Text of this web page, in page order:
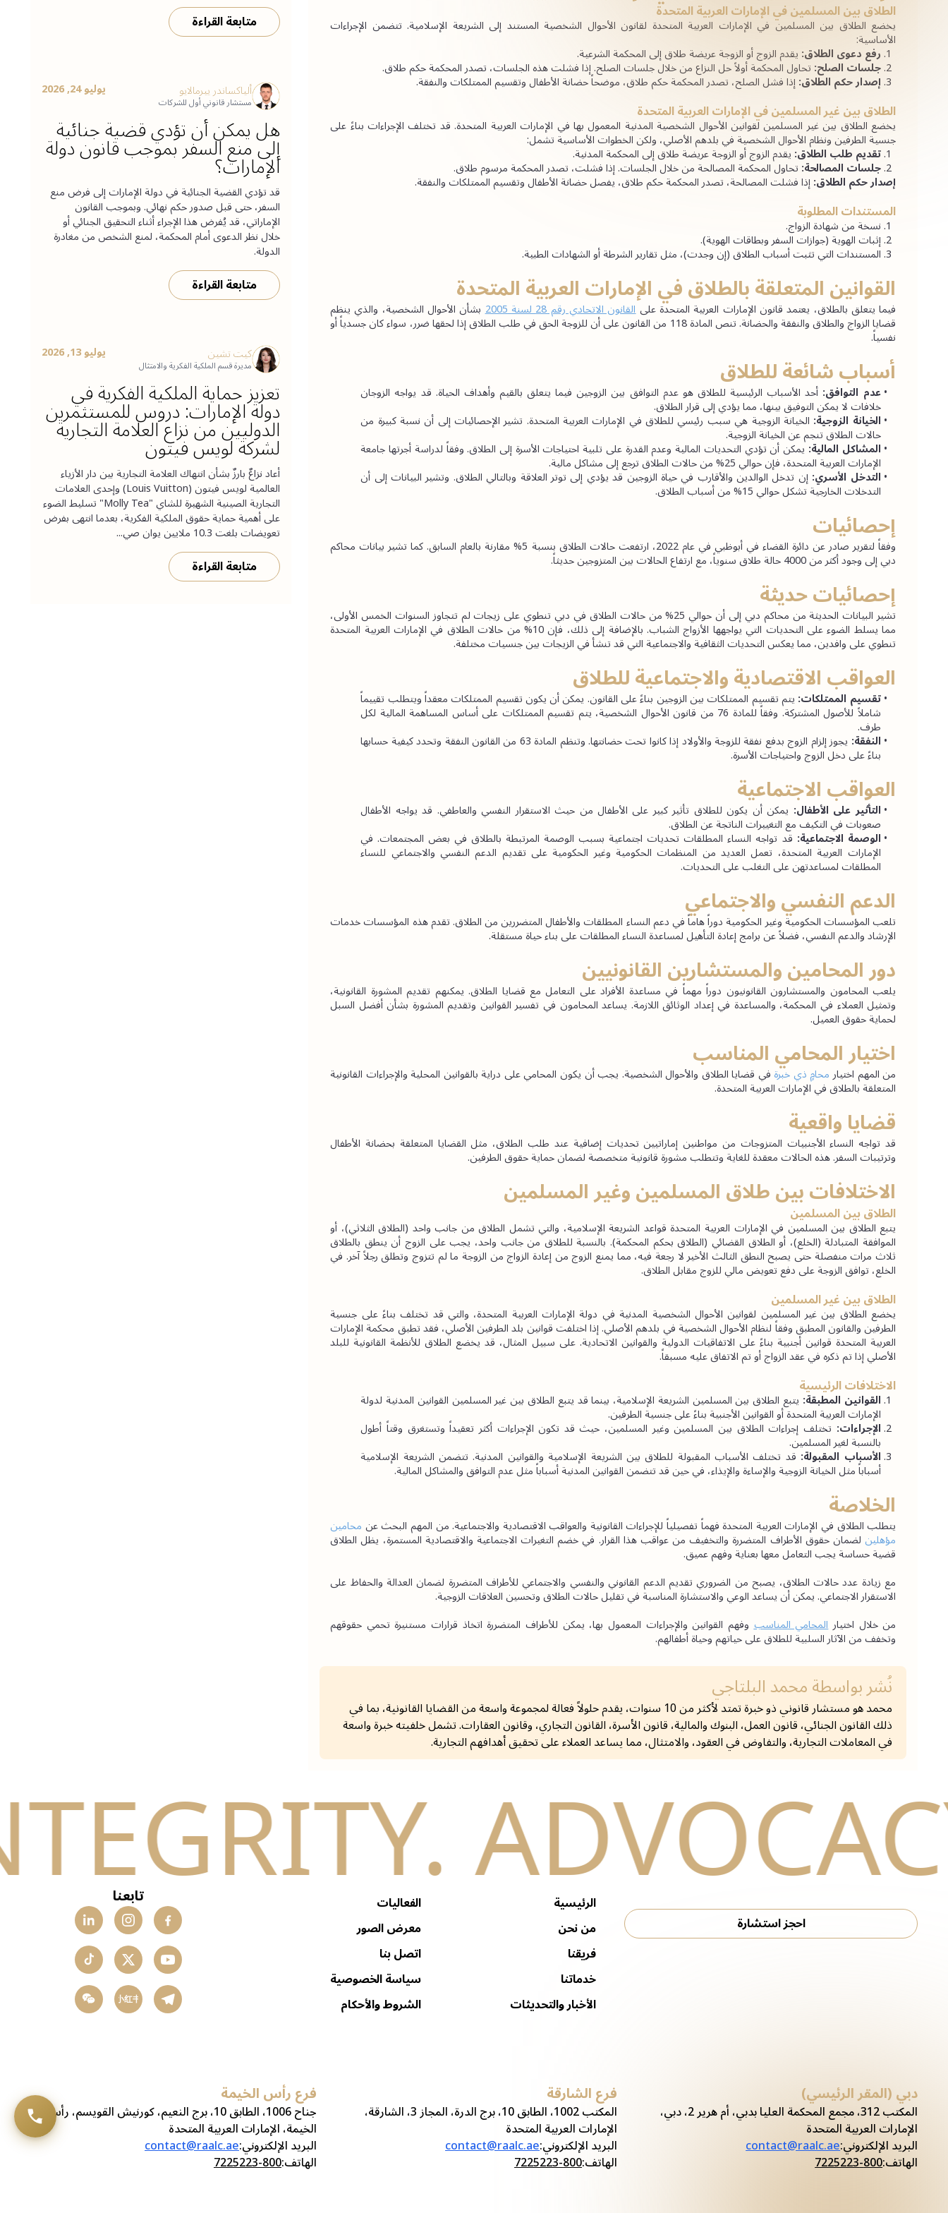
الطلاق بين المسلمين في الإمارات العربية المتحدة
يخضع الطلاق بين المسلمين في الإمارات العربية المتحدة لقانون الأحوال الشخصية المستند إلى الشريعة الإسلامية. تتضمن الإجراءات
الأساسية:
رفع دعوى الطلاق: يقدم الزوج أو الزوجة عريضة طلاق إلى المحكمة الشرعية.
جلسات الصلح: تحاول المحكمة أولاً حل النزاع من خلال جلسات الصلح. إذا فشلت هذه الجلسات، تصدر المحكمة حكم طلاق.
إصدار حكم الطلاق: إذا فشل الصلح، تصدر المحكمة حكم طلاق، موضحاً حضانة الأطفال وتقسيم الممتلكات والنفقة.
الطلاق بين غير المسلمين في الإمارات العربية المتحدة
يخضع الطلاق بين غير المسلمين لقوانين الأحوال الشخصية المدنية المعمول بها في الإمارات العربية المتحدة. قد تختلف الإجراءات بناءً على
جنسية الطرفين ونظام الأحوال الشخصية في بلدهم الأصلي، ولكن الخطوات الأساسية تشمل:
تقديم طلب الطلاق: يقدم الزوج أو الزوجة عريضة طلاق إلى المحكمة المدنية.
جلسات المصالحة: تحاول المحكمة المصالحة من خلال الجلسات. إذا فشلت، تصدر المحكمة مرسوم طلاق.
إصدار حكم الطلاق: إذا فشلت المصالحة، تصدر المحكمة حكم طلاق، يفصل حضانة الأطفال وتقسيم الممتلكات والنفقة.
المستندات المطلوبة
نسخة من شهادة الزواج.
إثبات الهوية (جوازات السفر وبطاقات الهوية).
المستندات التي تثبت أسباب الطلاق (إن وجدت)، مثل تقارير الشرطة أو الشهادات الطبية.
القوانين المتعلقة بالطلاق في الإمارات العربية المتحدة
فيما يتعلق بالطلاق، يعتمد قانون الإمارات العربية المتحدة على القانون الاتحادي رقم 28 لسنة 2005 بشأن الأحوال الشخصية، والذي ينظم
قضايا الزواج والطلاق والنفقة والحضانة. تنص المادة 118 من القانون على أن للزوجة الحق في طلب الطلاق إذا لحقها ضرر، سواء كان جسدياً أو
نفسياً.
أسباب شائعة للطلاق
عدم التوافق: أحد الأسباب الرئيسية للطلاق هو عدم التوافق بين الزوجين فيما يتعلق بالقيم وأهداف الحياة. قد يواجه الزوجان
خلافات لا يمكن التوفيق بينها، مما يؤدي إلى قرار الطلاق.
الخيانة الزوجية: الخيانة الزوجية هي سبب رئيسي للطلاق في الإمارات العربية المتحدة. تشير الإحصائيات إلى أن نسبة كبيرة من
حالات الطلاق تنجم عن الخيانة الزوجية.
المشاكل المالية: يمكن أن تؤدي التحديات المالية وعدم القدرة على تلبية احتياجات الأسرة إلى الطلاق. وفقاً لدراسة أجرتها جامعة
الإمارات العربية المتحدة، فإن حوالي 25% من حالات الطلاق ترجع إلى مشاكل مالية.
التدخل الأسري: إن تدخل الوالدين والأقارب في حياة الزوجين قد يؤدي إلى توتر العلاقة وبالتالي الطلاق. وتشير البيانات إلى أن
التدخلات الخارجية تشكل حوالي 15% من أسباب الطلاق.
إحصائيات
وفقاً لتقرير صادر عن دائرة القضاء في أبوظبي في عام 2022، ارتفعت حالات الطلاق بنسبة 5% مقارنة بالعام السابق. كما تشير بيانات محاكم
دبي إلى وجود أكثر من 4000 حالة طلاق سنوياً، مع ارتفاع الحالات بين المتزوجين حديثاً.
إحصائيات حديثة
تنطوي على وافدين، مما يعكس التحديات الثقافية والاجتماعية التي قد تنشأ في الزيجات بين جنسيات مختلفة.
العواقب الاقتصادية والاجتماعية للطلاق
تقسيم الممتلكات: يتم تقسيم الممتلكات بين الزوجين بناءً على القانون. يمكن أن يكون تقسيم الممتلكات معقداً ويتطلب تقييماً
شاملاً للأصول المشتركة. وفقاً للمادة 76 من قانون الأحوال الشخصية، يتم تقسيم الممتلكات على أساس المساهمة المالية لكل
طرف.
النفقة: يجوز إلزام الزوج بدفع نفقة للزوجة والأولاد إذا كانوا تحت حضانتها. وتنظم المادة 63 من القانون النفقة وتحدد كيفية حسابها
بناءً على دخل الزوج واحتياجات الأسرة.
العواقب الاجتماعية
التأثير على الأطفال: يمكن أن يكون للطلاق تأثير كبير على الأطفال من حيث الاستقرار النفسي والعاطفي. قد يواجه الأطفال
صعوبات في التكيف مع التغييرات الناتجة عن الطلاق.
الوصمة الاجتماعية: قد تواجه النساء المطلقات تحديات اجتماعية بسبب الوصمة المرتبطة بالطلاق في بعض المجتمعات. في
الإمارات العربية المتحدة، تعمل العديد من المنظمات الحكومية وغير الحكومية على تقديم الدعم النفسي والاجتماعي للنساء
المطلقات لمساعدتهن على التغلب على التحديات.
الدعم النفسي والاجتماعي
تلعب المؤسسات الحكومية وغير الحكومية دوراً هاماً في دعم النساء المطلقات والأطفال المتضررين من الطلاق. تقدم هذه المؤسسات خدمات
الإرشاد والدعم النفسي، فضلاً عن برامج إعادة التأهيل لمساعدة النساء المطلقات على بناء حياة مستقلة.
دور المحامين والمستشارين القانونيين
وتمثيل العملاء في المحكمة، والمساعدة في إعداد الوثائق اللازمة. يساعد المحامون في تفسير القوانين وتقديم المشورة بشأن أفضل السبل
لحماية حقوق العميل.
اختيار المحامي المناسب
من المهم اختيار محامٍ ذي خبرة في قضايا الطلاق والأحوال الشخصية. يجب أن يكون المحامي على دراية بالقوانين المحلية والإجراءات القانونية
المتعلقة بالطلاق في الإمارات العربية المتحدة.
قضايا واقعية
قد تواجه النساء الأجنبيات المتزوجات من مواطنين إماراتيين تحديات إضافية عند طلب الطلاق، مثل القضايا المتعلقة بحضانة الأطفال
وترتيبات السفر. هذه الحالات معقدة للغاية وتتطلب مشورة قانونية متخصصة لضمان حماية حقوق الطرفين.
الاختلافات بين طلاق المسلمين وغير المسلمين
الطلاق بين المسلمين
يتبع الطلاق بين المسلمين في الإمارات العربية المتحدة قواعد الشريعة الإسلامية، والتي تشمل الطلاق من جانب واحد (الطلاق الثلاثي)، أو
الموافقة المتبادلة (الخلع)، أو الطلاق القضائي (الطلاق بحكم المحكمة). بالنسبة للطلاق من جانب واحد، يجب على الزوج أن ينطق بالطلاق
ثلاث مرات منفصلة حتى يصبح النطق الثالث الأخير لا رجعة فيه، مما يمنع الزوج من إعادة الزواج من الزوجة ما لم تتزوج وتطلق رجلاً آخر. في
الخلع، توافق الزوجة على دفع تعويض مالي للزوج مقابل الطلاق.
الطلاق بين غير المسلمين
يخضع الطلاق بين غير المسلمين لقوانين الأحوال الشخصية المدنية في دولة الإمارات العربية المتحدة، والتي قد تختلف بناءً على جنسية
الطرفين والقانون المطبق وفقاً لنظام الأحوال الشخصية في بلدهم الأصلي. إذا اختلفت قوانين بلد الطرفين الأصلي، فقد تطبق محكمة الإمارات
العربية المتحدة قوانين أجنبية بناءً على الاتفاقيات الدولية والقوانين الاتحادية. على سبيل المثال، قد يخضع الطلاق للأنظمة القانونية للبلد
الأصلي إذا تم ذكره في عقد الزواج أو تم الاتفاق عليه مسبقاً.
الاختلافات الرئيسية
القوانين المطبقة: يتبع الطلاق بين المسلمين الشريعة الإسلامية، بينما قد يتبع الطلاق بين غير المسلمين القوانين المدنية لدولة
الإمارات العربية المتحدة أو القوانين الأجنبية بناءً على جنسية الطرفين.
الإجراءات: تختلف إجراءات الطلاق بين المسلمين وغير المسلمين، حيث قد تكون الإجراءات أكثر تعقيداً وتستغرق وقتاً أطول
بالنسبة لغير المسلمين.
الأسباب المقبولة: قد تختلف الأسباب المقبولة للطلاق بين الشريعة الإسلامية والقوانين المدنية. تتضمن الشريعة الإسلامية
أسباباً مثل الخيانة الزوجية والإساءة والإيذاء، في حين قد تتضمن القوانين المدنية أسباباً مثل عدم التوافق والمشاكل المالية.
الخلاصة
يتطلب الطلاق في الإمارات العربية المتحدة فهماً تفصيلياً للإجراءات القانونية والعواقب الاقتصادية والاجتماعية. من المهم البحث عن
مؤهلين لضمان حقوق الأطراف المتضررة والتخفيف من عواقب هذا القرار. في خضم التغيرات الاجتماعية والاقتصادية المستمرة، يظل الطلاق
قضية حساسة يجب التعامل معها بعناية وفهم عميق.
مع زيادة عدد حالات الطلاق، يصبح من الضروري تقديم الدعم القانوني والنفسي والاجتماعي للأطراف المتضررة لضمان العدالة والحفاظ على
الاستقرار الاجتماعي. يمكن أن يساعد الوعي والاستشارة المناسبة في تقليل حالات الطلاق وتحسين العلاقات الزوجية.
من خلال اختيار المحامي المناسب وفهم القوانين والإجراءات المعمول بها، يمكن للأطراف المتضررة اتخاذ قرارات مستنيرة تحمي حقوقهم
وتخفف من الآثار السلبية للطلاق على حياتهم وحياة أطفالهم.
نُشر بواسطةمحمد البلتاجي
محمد هو مستشار قانوني ذو خبرة تمتد لأكثر من 10 سنوات، يقدم حلولاً فعالة لمجموعة واسعة من القضايا القانونية، بما في
ذلك القانون الجنائي، قانون العمل، البنوك والمالية، قانون الأسرة، القانون التجاري، وقانون العقارات. تشمل خلفيته خبرة واسعة
في المعاملات التجارية، والتفاوض في العقود، والامتثال، مما يساعد العملاء على تحقيق أهدافهم التجارية.
متابعة القراءة
ألياكساندر ييرمالايو
مستشار قانوني أول للشركات
يوليو 24, 2026
هل يمكن أن تؤدي قضية جنائية
إلى منع السفر بموجب قانون دولة
الإمارات؟
قد تؤدي القضية الجنائية في دولة الإمارات إلى فرض منع
السفر، حتى قبل صدور حكم نهائي. وبموجب القانون
الإماراتي، قد يُفرض هذا الإجراء أثناء التحقيق الجنائي أو
خلال نظر الدعوى أمام المحكمة، لمنع الشخص من مغادرة
الدولة.
متابعة القراءة
كيت تشين
مديرة قسم الملكية الفكرية والامتثال
يوليو 13, 2026
تعزيز حماية الملكية الفكرية في
دولة الإمارات: دروس للمستثمرين
الدوليين من نزاع العلامة التجارية
لشركة لويس فيتون
أعاد نزاعٌ بارزٌ بشأن انتهاك العلامة التجارية بين دار الأزياء
العالمية لويس فيتون (Louis Vuitton) وإحدى العلامات
التجارية الصينية الشهيرة للشاي "Molly Tea" تسليط الضوء
على أهمية حماية حقوق الملكية الفكرية، بعدما انتهى بفرض
تعويضات بلغت 10.3 ملايين يوان صي...
متابعة القراءة
احجز استشارة
الرئيسية
من نحن
فريقنا
خدماتنا
الأخبار والتحديثات
الفعاليات
معرض الصور
اتصل بنا
سياسة الخصوصية
الشروط والأحكام
تابعنا
小红书
دبي (المقر الرئيسي)
المكتب 312، مجمع المحكمة العليا بدبي، أم هرير 2، دبي،
الإمارات العربية المتحدة
البريد الإلكتروني:
contact@raalc.ae
الهاتف:
800-7225223
فرع الشارقة
المكتب 1002، الطابق 10، برج الدرة، المجاز 3، الشارقة،
الإمارات العربية المتحدة
البريد الإلكتروني:
contact@raalc.ae
الهاتف:
800-7225223
فرع رأس الخيمة
جناح 1006، الطابق 10، برج النعيم، كورنيش القويسم، رأس
الخيمة، الإمارات العربية المتحدة
البريد الإلكتروني:
contact@raalc.ae
الهاتف:
800-7225223